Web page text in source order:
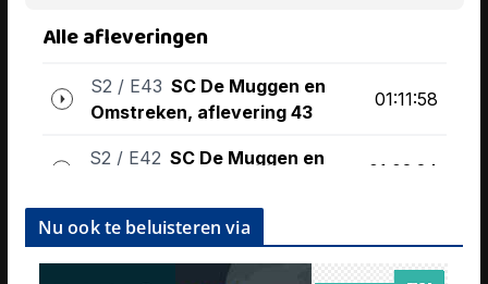
Nu ook te beluisteren via